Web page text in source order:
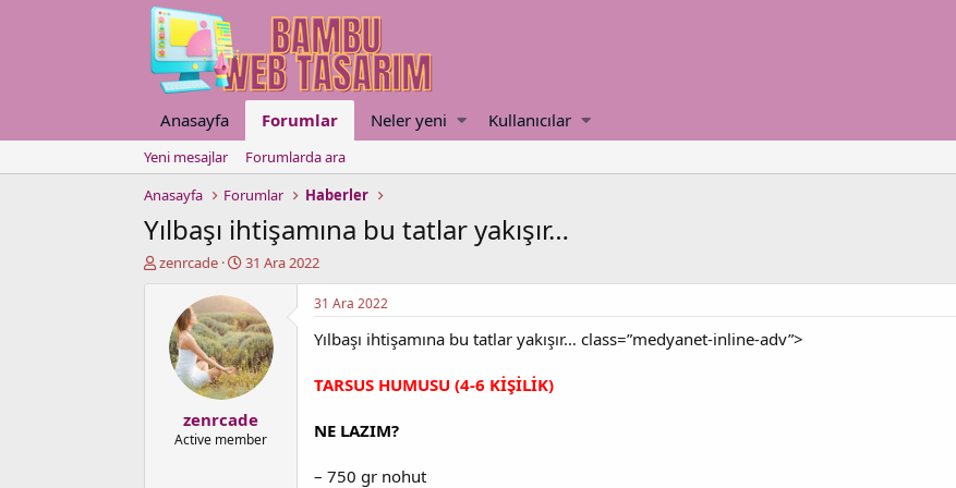
Anasayfa Forumlar Neler yeni Kullanıcılar
Yeni mesajlar
Forumlarda ara
Anasayfa
Forumlar Haberler
Yılbaşı ihtişamına bu tatlar yakışır…
K
zenrcade
B
ş
l
a
n
g
ı
ç
t
31 Ara 2022
zenrcade
Active member
31 Ara 2022
Yılbaşı ihtişamına bu tatlar yakışır… class=”medyanet-inline-adv”>
TARSUS HUMUSU (4-6 KİŞİLİK)
NE LAZIM?
– 750 gr nohut